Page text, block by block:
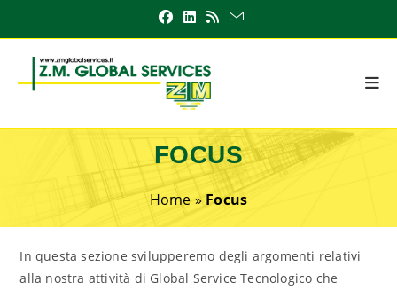
FOCUS
Home » Focus
In questa sezione svilupperemo degli argomenti relativi
alla nostra attività di Global Service Tecnologico che